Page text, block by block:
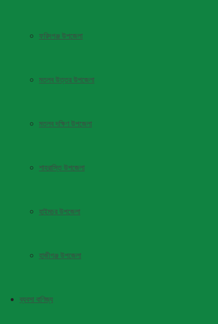
ফরিদগঞ্জ উপজেলা
মতলব উত্তর উপজেলা
মতলব দক্ষিণ উপজেলা
শাহরাস্তি উপজেলা
হাইমচর উপজেলা
হাজীগঞ্জ উপজেলা
ব্যবসা বাণিজ্য